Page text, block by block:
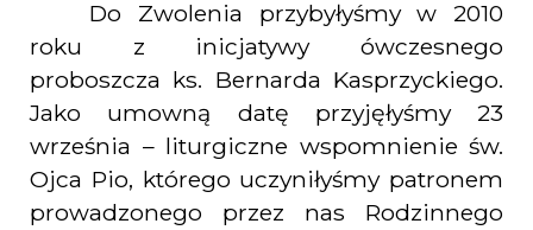
Do Zwolenia przybyłyśmy w 2010
roku z inicjatywy ówczesnego
proboszcza ks. Bernarda Kasprzyckiego.
Jako umowną datę przyjęłyśmy 23
września – liturgiczne wspomnienie św.
Ojca Pio, którego uczyniłyśmy patronem
prowadzonego przez nas Rodzinnego